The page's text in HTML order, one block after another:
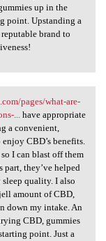
up in the
point. Upstanding a
brand to
pages/what-are-
...have appropriate
a convenient,
CBD’s benefits.
I can blast off them
part, they’ve helped
quality. I also
amount of CBD,
down my intake. An
CBD, gummies
point. Just a